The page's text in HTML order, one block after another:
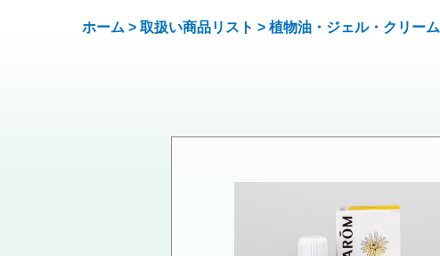
ホーム > 取扱い商品リスト > 植物油・ジェル・クリーム